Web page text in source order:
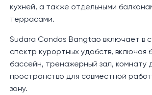
кухней, а также отдельными
террасами.
Sudara Condos Bangtao включает в
спектр курортных удобств, включая
бассейн, тренажерный зал, комнату
пространство для совместной
зону.